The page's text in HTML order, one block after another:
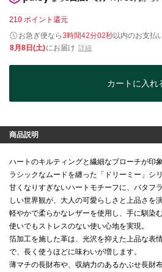
210 ポイント還元
お急ぎ便なら3時間42分02秒以内のお支払
8月8日(土)にお届け 詳細
カートに入れ
商品説明
ハートのキルティングと繊細なブローチが印
ラシックなムードを纏った「ドリーミー」シリ
甘くなりすぎないハートモチーフに、バタフ
しい世界観が、大人の可愛らしさと上品さを演
軽やかで柔らかなレザーを使用し、手に馴染
使いでもストレスのない使い心地を実現。
箔加工を施した革は、光沢を抑えた上品な表
で、長く使うほどに味わいが増します。
薄マチの長財布や、収納力のあるかぶせ長財